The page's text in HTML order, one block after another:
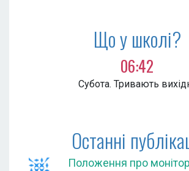
Що у школі?
06:42
Субота. Тривають
Останні
Положення про